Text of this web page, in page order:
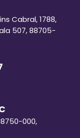
Cabral, 1788,
507, 88705-
000,